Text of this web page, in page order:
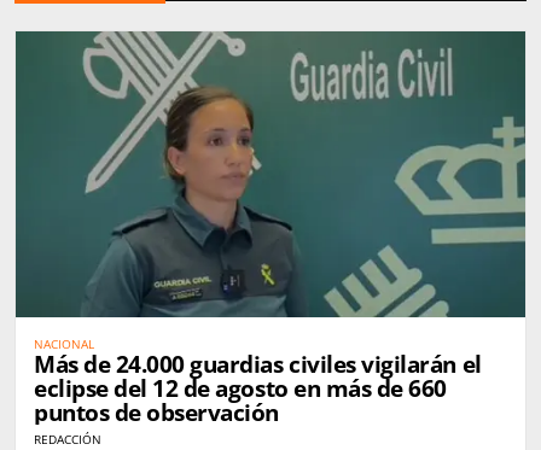
NACIONAL
Más de 24.000 guardias civiles vigilarán el
eclipse del 12 de agosto en más de 660
puntos de observación
REDACCIÓN